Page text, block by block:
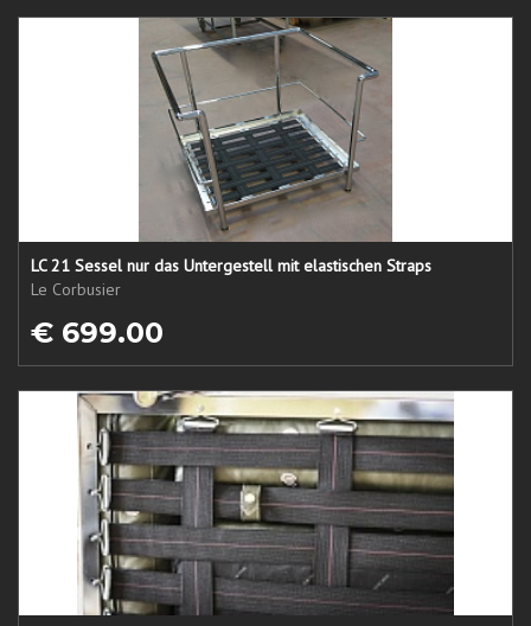
LC 21 Sessel nur das Untergestell mit elastischen Straps
Le Corbusier
€ 699.00